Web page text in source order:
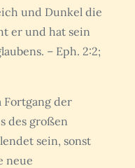
und Dunkel die
er und hat sein
– Eph. 2:2;
der
des großen
sein, sonst
neue